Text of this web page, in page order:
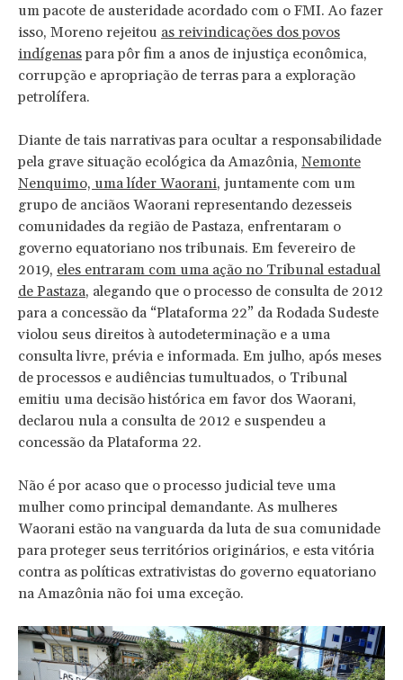
um pacote de austeridade acordado com o FMI. Ao fazer
isso, Moreno rejeitou as reivindicações dos povos
indígenaspara pôr fim a anos de injustiça econômica,
corrupção e apropriação de terras para a exploração
petrolífera.
Diante de tais narrativas para ocultar a responsabilidade
pela grave situação ecológica da Amazônia, Nemonte
Nenquimo, uma líder Waorani, juntamente com um
grupo de anciãos Waorani representando dezesseis
comunidades da região de Pastaza, enfrentaram o
governo equatoriano nos tribunais. Em fevereiro de
2019, eles entraram com uma ação no Tribunal estadual
de Pastaza, alegando que o processo de consulta de 2012
para a concessão da “Plataforma 22” da Rodada Sudeste
violou seus direitos à autodeterminação e a uma
consulta livre, prévia e informada. Em julho, após meses
de processos e audiências tumultuados, o Tribunal
emitiu uma decisão histórica em favor dos Waorani,
declarou nula a consulta de 2012 e suspendeu a
concessão da Plataforma 22.
Não é por acaso que o processo judicial teve uma
mulher como principal demandante. As mulheres
Waorani estão na vanguarda da luta de sua comunidade
para proteger seus territórios originários, e esta vitória
contra as políticas extrativistas do governo equatoriano
na Amazônia não foi uma exceção.